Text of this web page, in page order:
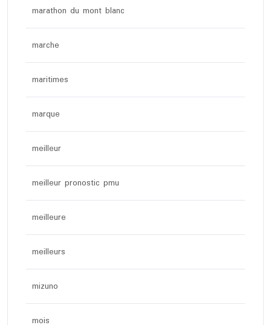
marathon du mont blanc
marche
maritimes
marque
meilleur
meilleur pronostic pmu
meilleure
meilleurs
mizuno
mois